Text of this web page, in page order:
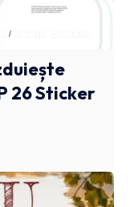
26 Sticker